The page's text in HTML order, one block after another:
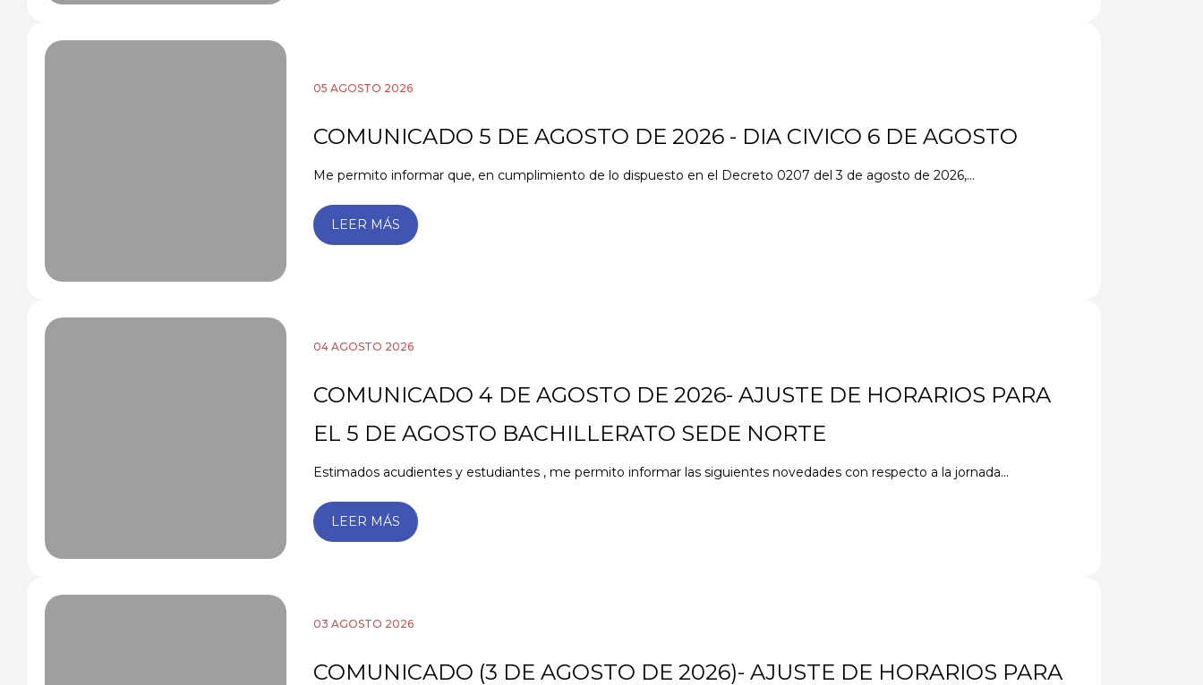
05 AGOSTO 2026
COMUNICADO 5 DE AGOSTO DE 2026 - DIA CIVICO 6 DE AGOSTO
Me permito informar que, en cumplimiento de lo dispuesto en el Decreto 0207 del 3 de agosto de 2026,...
LEER MÁS
04 AGOSTO 2026
COMUNICADO 4 DE AGOSTO DE 2026- AJUSTE DE HORARIOS PARA
EL 5 DE AGOSTO BACHILLERATO SEDE NORTE
Estimados acudientes y estudiantes , me permito informar las siguientes novedades con respecto a la jornada...
LEER MÁS
03 AGOSTO 2026
COMUNICADO (3 DE AGOSTO DE 2026)- AJUSTE DE HORARIOS PARA